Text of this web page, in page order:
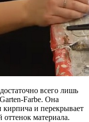
всего лишь
Farbe. Она
кирпича и перекрывает
материала.